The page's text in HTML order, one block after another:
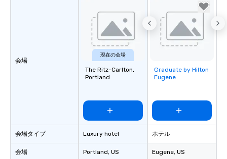
wedding day a
options available for
and every budget.
会場
会場タイプ
会場
現在の会場
The Ritz-Carlton,
Portland
Luxury hotel
Portland, US
Removed from
favorites
Graduate by Hilton
Eugene
ホテル
Eugene, US